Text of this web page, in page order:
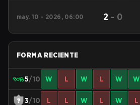
may. 10 - 2026, 06:00 2 - 0
FORMA RECIENTE
5/10 W L W L W W
3/10 L L W L W L